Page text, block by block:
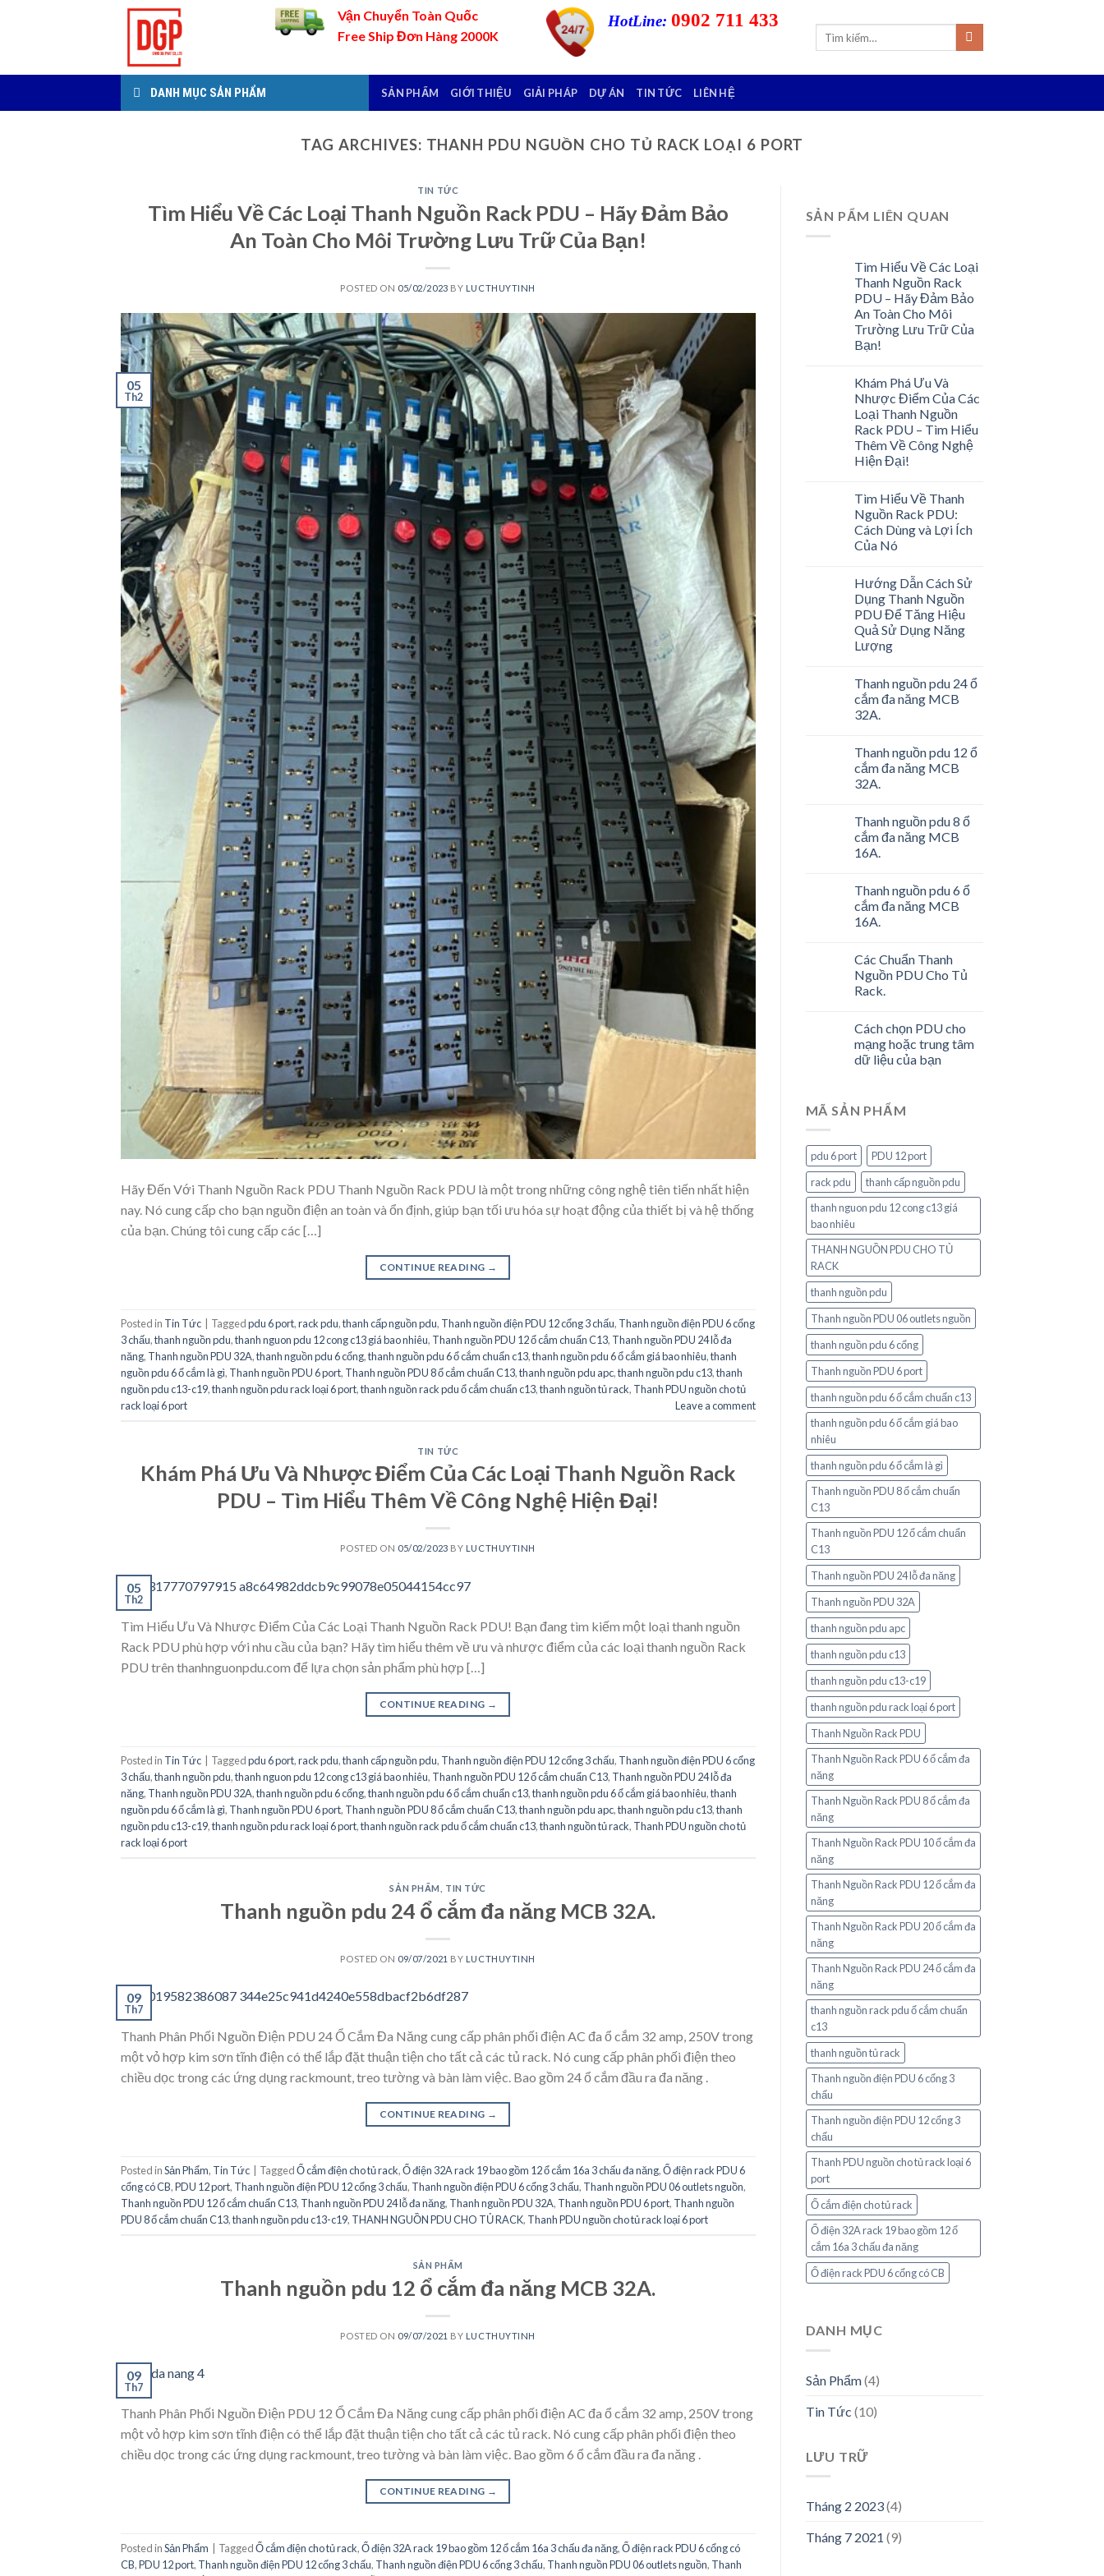
Vận Chuyển Toàn Quốc
Free Ship Đơn Hàng 2000K
HotLine: 0902 711 433
DANH MỤC SẢN PHẨM SẢN PHẨM GIỚI THIỆU GIẢI PHÁP DỰ ÁN TIN TỨC LIÊN HỆ
TAG ARCHIVES: THANH PDU NGUỒN CHO TỦ RACK LOẠI 6 PORT
TIN TỨC
Tìm Hiểu Về Các Loại Thanh Nguồn Rack PDU – Hãy Đảm Bảo
An Toàn Cho Môi Trường Lưu Trữ Của Bạn!
POSTED ON 05/02/2023 BY LUCTHUYTINH
05
Th2
Hãy Đến Với Thanh Nguồn Rack PDU Thanh Nguồn Rack PDU là một trong những công nghệ tiên tiến nhất hiện
nay. Nó cung cấp cho bạn nguồn điện an toàn và ổn định, giúp bạn tối ưu hóa sự hoạt động của thiết bị và hệ thống
của bạn. Chúng tôi cung cấp các […]
CONTINUE READING →
Posted in Tin Tức Taggedpdu 6 port,rack pdu,thanh cấp nguồn pdu, Thanh nguồn điện PDU 12 cổng 3 chấu, Thanh nguồn điện PDU 6 cổng
3 chấu,thanh nguồn pdu,thanh nguon pdu 12 cong c13 giá bao nhiêu, Thanh nguồn PDU 12 ổ cắm chuẩn C13, Thanh nguồn PDU 24 lỗ đa
năng, Thanh nguồn PDU 32A,thanh nguồn pdu 6 cổng,thanh nguồn pdu 6 ổ cắm chuẩn c13,thanh nguồn pdu 6 ổ cắm giá bao nhiêu,thanh
nguồn pdu 6 ổ cắm là gì, Thanh nguồn PDU 6 port, Thanh nguồn PDU 8 ổ cắm chuẩn C13,thanh nguồn pdu apc,thanh nguồn pdu c13,thanh
nguồn pdu c13-c19,thanh nguồn pdu rack loại 6 port,thanh nguồn rack pdu ổ cắm chuẩn c13,thanh nguồn tủ rack, Thanh PDU nguồn cho tủ
rack loại 6 port
Leave a comment
TIN TỨC
Khám Phá Ưu Và Nhược Điểm Của Các Loại Thanh Nguồn Rack
PDU – Tìm Hiểu Thêm Về Công Nghệ Hiện Đại!
POSTED ON 05/02/2023 BY LUCTHUYTINH
05
Th2
Tìm Hiểu Ưu Và Nhược Điểm Của Các Loại Thanh Nguồn Rack PDU! Bạn đang tìm kiếm một loại thanh nguồn
Rack PDU phù hợp với nhu cầu của bạn? Hãy tìm hiểu thêm về ưu và nhược điểm của các loại thanh nguồn Rack
PDU trên thanhnguonpdu.com để lựa chọn sản phẩm phù hợp […]
CONTINUE READING →
Posted in Tin Tức Taggedpdu 6 port,rack pdu,thanh cấp nguồn pdu, Thanh nguồn điện PDU 12 cổng 3 chấu, Thanh nguồn điện PDU 6 cổng
3 chấu,thanh nguồn pdu,thanh nguon pdu 12 cong c13 giá bao nhiêu, Thanh nguồn PDU 12 ổ cắm chuẩn C13, Thanh nguồn PDU 24 lỗ đa
năng, Thanh nguồn PDU 32A,thanh nguồn pdu 6 cổng,thanh nguồn pdu 6 ổ cắm chuẩn c13,thanh nguồn pdu 6 ổ cắm giá bao nhiêu,thanh
nguồn pdu 6 ổ cắm là gì, Thanh nguồn PDU 6 port, Thanh nguồn PDU 8 ổ cắm chuẩn C13,thanh nguồn pdu apc,thanh nguồn pdu c13,thanh
nguồn pdu c13-c19,thanh nguồn pdu rack loại 6 port,thanh nguồn rack pdu ổ cắm chuẩn c13,thanh nguồn tủ rack, Thanh PDU nguồn cho tủ
rack loại 6 port
SẢN PHẨM TIN TỨC
Thanh nguồn pdu 24 ổ cắm đa năng MCB 32A.
POSTED ON 09/07/2021 BY LUCTHUYTINH
09
Th7
Thanh Phân Phối Nguồn Điện PDU 24 Ổ Cắm Đa Năng cung cấp phân phối điện AC đa ổ cắm 32 amp, 250V trong
một vỏ hợp kim sơn tĩnh điện có thể lắp đặt thuận tiện cho tất cả các tủ rack. Nó cung cấp phân phối điện theo
chiều dọc trong các ứng dụng rackmount, treo tường và bàn làm việc. Bao gồm 24 ổ cắm đầu ra đa năng .
CONTINUE READING →
Posted inSản Phẩm, Tin Tức TaggedỔ cắm điện cho tủ rack,Ổ điện 32A rack 19 bao gồm 12 ổ cắm 16a 3 chấu đa năng,Ổ điện rack PDU 6
cổng có CB,PDU 12 port, Thanh nguồn điện PDU 12 cổng 3 chấu, Thanh nguồn điện PDU 6 cổng 3 chấu, Thanh nguồn PDU 06 outlets nguồn,
Thanh nguồn PDU 12 ổ cắm chuẩn C13, Thanh nguồn PDU 24 lỗ đa năng, Thanh nguồn PDU 32A, Thanh nguồn PDU 6 port, Thanh nguồn
PDU 8 ổ cắm chuẩn C13,thanh nguồn pdu c13-c19, THANH NGUỒN PDU CHO TỦ RACK, Thanh PDU nguồn cho tủ rack loại 6 port
SẢN PHẨM
Thanh nguồn pdu 12 ổ cắm đa năng MCB 32A.
POSTED ON 09/07/2021 BY LUCTHUYTINH
09
Th7
Thanh Phân Phối Nguồn Điện PDU 12 Ổ Cắm Đa Năng cung cấp phân phối điện AC đa ổ cắm 32 amp, 250V trong
một vỏ hợp kim sơn tĩnh điện có thể lắp đặt thuận tiện cho tất cả các tủ rack. Nó cung cấp phân phối điện theo
chiều dọc trong các ứng dụng rackmount, treo tường và bàn làm việc. Bao gồm 6 ổ cắm đầu ra đa năng .
CONTINUE READING →
Posted inSản Phẩm | TaggedỔ cắm điện cho tủ rack,Ổ điện 32A rack 19 bao gồm 12 ổ cắm 16a 3 chấu đa năng,Ổ điện rack PDU 6 cổng có
CB,PDU 12 port, Thanh nguồn điện PDU 12 cổng 3 chấu, Thanh nguồn điện PDU 6 cổng 3 chấu, Thanh nguồn PDU 06 outlets nguồn, Thanh
SẢN PẨM LIÊN QUAN
Tìm Hiểu Về Các Loại
Thanh Nguồn Rack
PDU – Hãy Đảm Bảo
An Toàn Cho Môi
Trường Lưu Trữ Của
Bạn!
Khám Phá Ưu Và
Nhược Điểm Của Các
Loại Thanh Nguồn
Rack PDU – Tìm Hiểu
Thêm Về Công Nghệ
Hiện Đại!
Tìm Hiểu Về Thanh
Nguồn Rack PDU:
Cách Dùng và Lợi Ích
Của Nó
Hướng Dẫn Cách Sử
Dụng Thanh Nguồn
PDU Để Tăng Hiệu
Quả Sử Dụng Năng
Lượng
Thanh nguồn pdu 24 ổ
cắm đa năng MCB
32A.
Thanh nguồn pdu 12 ổ
cắm đa năng MCB
32A.
Thanh nguồn pdu 8 ổ
cắm đa năng MCB
16A.
Thanh nguồn pdu 6 ổ
cắm đa năng MCB
16A.
Các Chuẩn Thanh
Nguồn PDU Cho Tủ
Rack.
Cách chọn PDU cho
mạng hoặc trung tâm
dữ liệu của bạn
MÃ SẢN PHẨM
pdu 6 port
PDU 12 port
rack pdu
thanh cấp nguồn pdu
thanh nguon pdu 12 cong c13 giá
bao nhiêu
THANH NGUỒN PDU CHO TỦ
RACK
thanh nguồn pdu
Thanh nguồn PDU 06 outlets nguồn
thanh nguồn pdu 6 cổng
Thanh nguồn PDU 6 port
thanh nguồn pdu 6 ổ cắm chuẩn c13
thanh nguồn pdu 6 ổ cắm giá bao
nhiêu
thanh nguồn pdu 6 ổ cắm là gì
Thanh nguồn PDU 8 ổ cắm chuẩn
C13
Thanh nguồn PDU 12 ổ cắm chuẩn
C13
Thanh nguồn PDU 24 lỗ đa năng
Thanh nguồn PDU 32A
thanh nguồn pdu apc
thanh nguồn pdu c13
thanh nguồn pdu c13-c19
thanh nguồn pdu rack loại 6 port
Thanh Nguồn Rack PDU
Thanh Nguồn Rack PDU 6 ổ cắm đa
năng
Thanh Nguồn Rack PDU 8 ổ cắm đa
năng
Thanh Nguồn Rack PDU 10 ổ cắm đa
năng
Thanh Nguồn Rack PDU 12 ổ cắm đa
năng
Thanh Nguồn Rack PDU 20 ổ cắm đa
năng
Thanh Nguồn Rack PDU 24 ổ cắm đa
năng
thanh nguồn rack pdu ổ cắm chuẩn
c13
thanh nguồn tủ rack
Thanh nguồn điện PDU 6 cổng 3
chấu
Thanh nguồn điện PDU 12 cổng 3
chấu
Thanh PDU nguồn cho tủ rack loại 6
port
Ổ cắm điện cho tủ rack
Ổ điện 32A rack 19 bao gồm 12 ổ
cắm 16a 3 chấu đa năng
Ổ điện rack PDU 6 cổng có CB
DANH MỤC
Sản Phẩm(4)
Tin Tức (10)
LƯU TRỮ
Tháng 2 2023(4)
Tháng 7 2021 (9)